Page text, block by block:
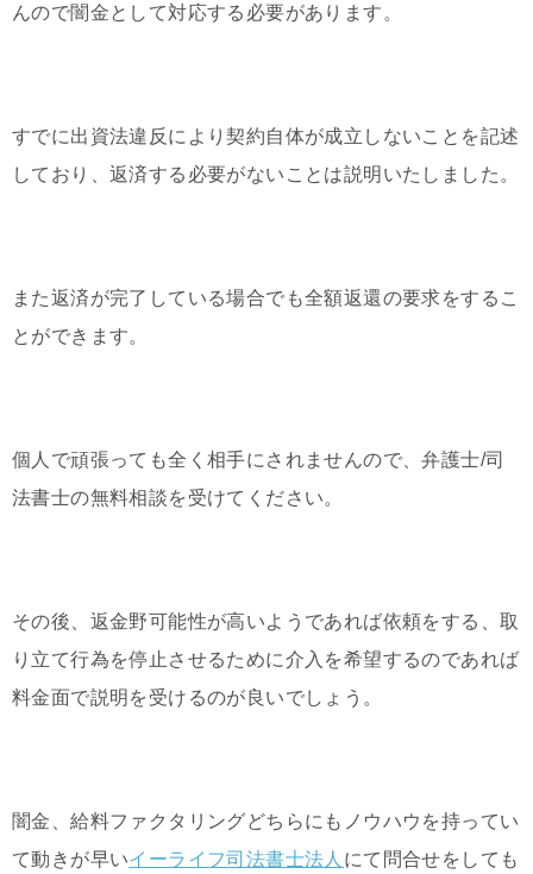
んので闇金として対応する必要があります。
すでに出資法違反により契約自体が成立しないことを記述
しており、返済する必要がないことは説明いたしました。
また返済が完了している場合でも全額返還の要求をするこ
とができます。
個人で頑張っても全く相手にされませんので、弁護士/司
法書士の無料相談を受けてください。
その後、返金野可能性が高いようであれば依頼をする、取
り立て行為を停止させるために介入を希望するのであれば
料金面で説明を受けるのが良いでしょう。
闇金、給料ファクタリングどちらにもノウハウを持ってい
て動きが早いイーライフ司法書士法人 にて問合せをしても